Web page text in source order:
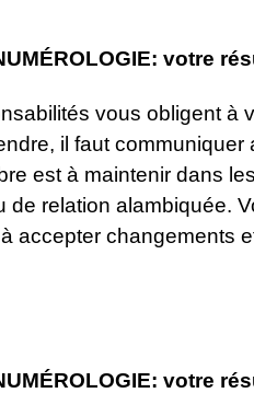
votre
vous obligent à
il faut
est à maintenir dans
de relation alambiquée.
accepter changements
votre